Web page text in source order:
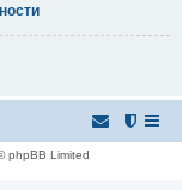
phpBB Limited